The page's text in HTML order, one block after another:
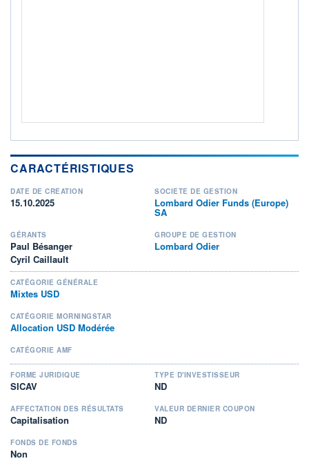
CARACTÉRISTIQUES
DATE DE CRÉATION
15.10.2025
SOCIÉTÉ DE GESTION
Lombard Odier Funds (Europe)
SA
GÉRANTS
Paul Bésanger
Cyril Caillault
GROUPE DE GESTION
Lombard Odier
CATÉGORIE GÉNÉRALE
Mixtes USD
CATÉGORIE MORNINGSTAR
Allocation USD Modérée
CATÉGORIE AMF
FORME JURIDIQUE
SICAV
TYPE D'INVESTISSEUR
ND
AFFECTATION DES RÉSULTATS
Capitalisation
VALEUR DERNIER COUPON
ND
FONDS DE FONDS
Non